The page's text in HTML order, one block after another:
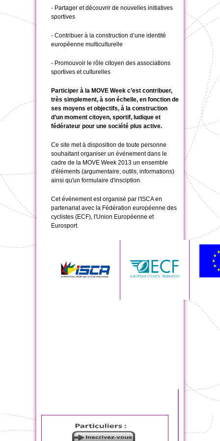
- Partager et découvrir de nouvelles initiatives
sportives
- Contribuer à la construction d’une identité
européenne multiculturelle
- Promouvoir le rôle citoyen des associations
sportives et culturelles
Participer à la MOVE Week c’est contribuer,
très simplement, à son échelle, en fonction de
ses moyens et objectifs, à la construction
d’un moment citoyen, sportif, ludique et
fédérateur pour une société plus active.
Ce site met à disposition de toute personne
souhaitant organiser un événement dans le
cadre de la MOVE Week 2013 un ensemble
d'éléments (argumentaire, outils, informations)
ainsi qu'un formulaire d'insciption.
Cet événement est organisé par l'ISCA en
partenariat avec la Fédération européenne des
cyclistes (ECF), l'Union Européenne et
Eurosport.